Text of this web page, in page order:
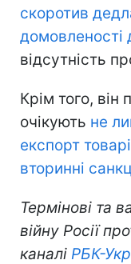
скоротив
домовленості
відсутність
Крім того,
очікують не
експорт
вторинні
Термінові та
війну Росії
каналі РБК-